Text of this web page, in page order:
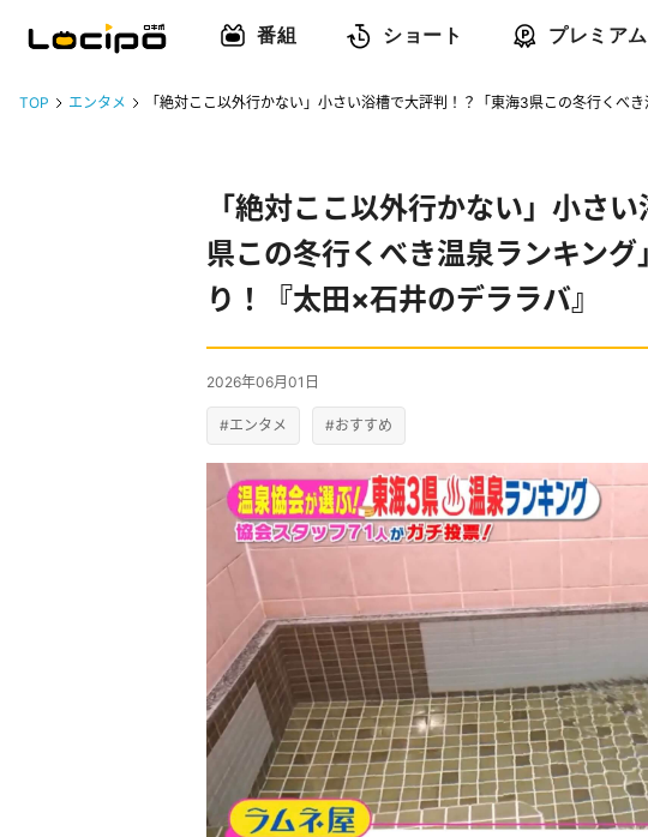
番組 ショート プレミアム
TOP エンタメ 「絶対ここ以外行かない」小さい浴槽で大評判！？「東海3県この冬行くべ
「絶対ここ以外行かない」小さ
県この冬行くべき温泉ランキン
り！『太田×石井のデララバ』
2026年06月01日
#エンタメ #おすすめ